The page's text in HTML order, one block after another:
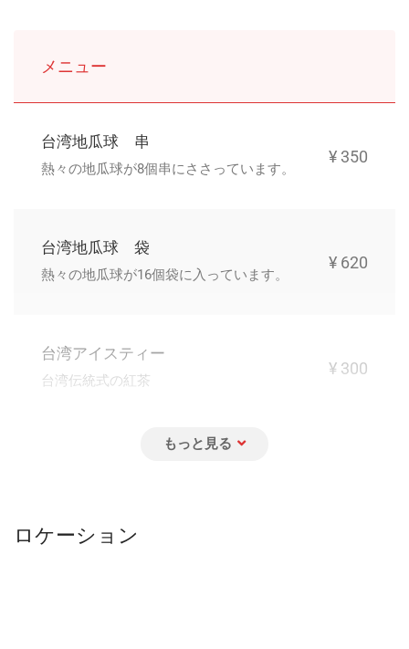
メニュー
台湾地瓜球 串
熱々の地瓜球が8個串にささっています。
¥ 350
台湾地瓜球 袋
熱々の地瓜球が16個袋に入っています。
¥ 620
台湾アイスティー
台湾伝統式の紅茶
¥ 300
ロケーション